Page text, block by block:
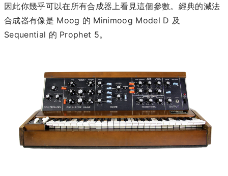
因此你幾乎可以在所有合成器上看見這個參數。經典的減法
合成器有像是 Moog 的 Minimoog Model D 及
Sequential 的 Prophet 5。